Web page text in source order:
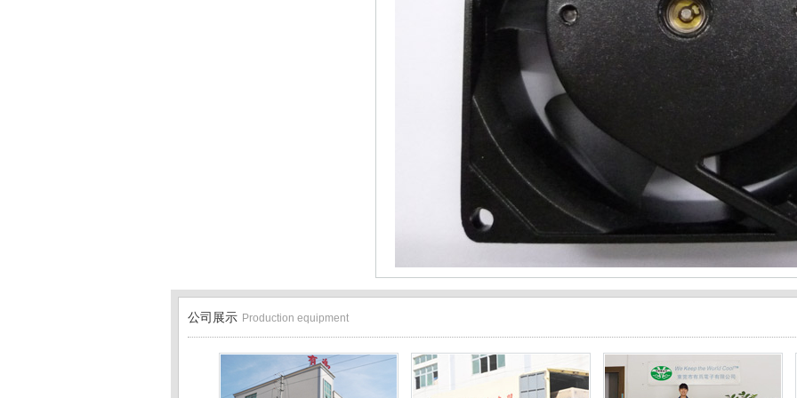
公司展示 Production equipment